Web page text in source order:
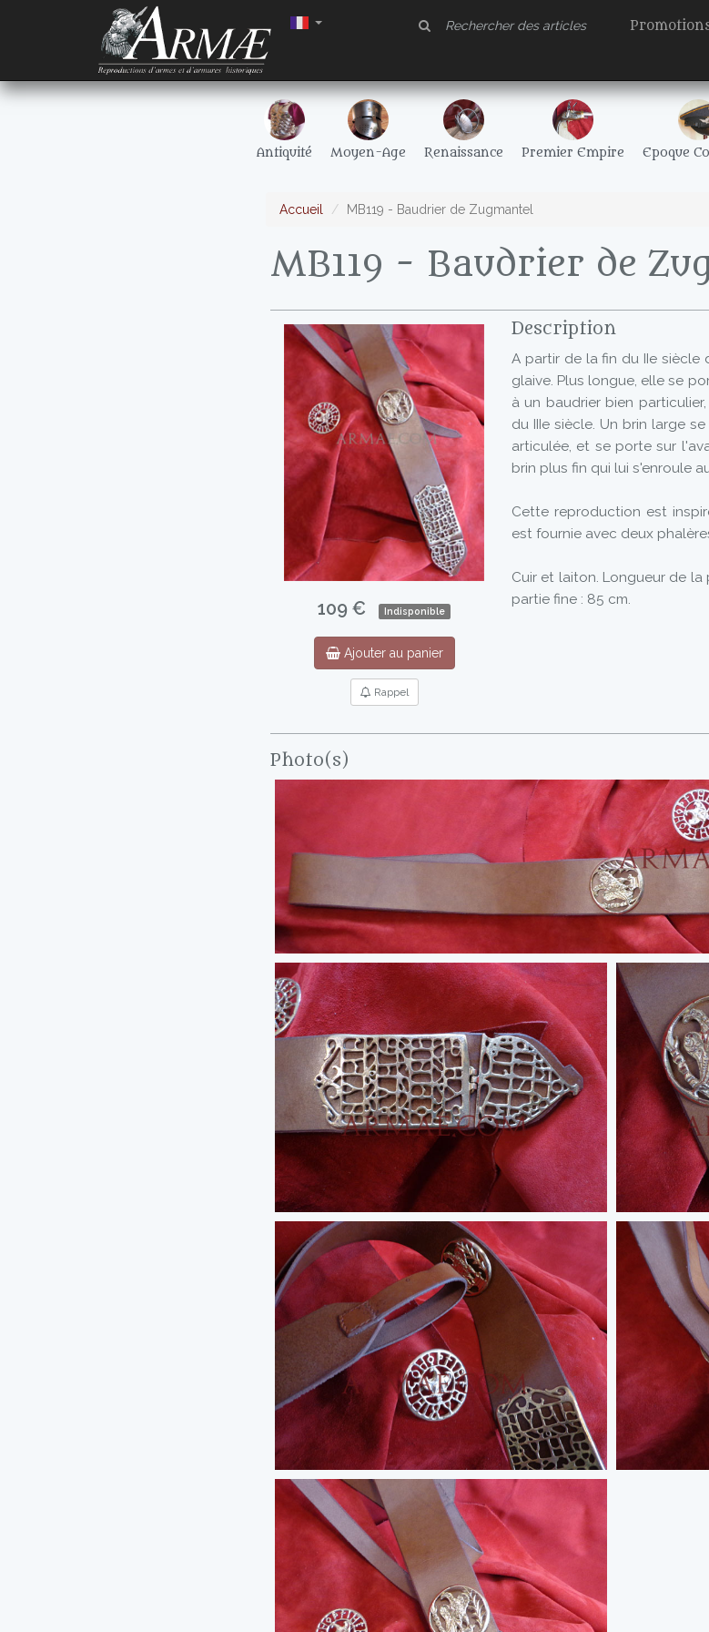
Antiquité Moyen-Age Renaissance Premier Empire Epoque
Accueil MB119 - Baudrier de Zugmantel
MB119 - Baudrier de
109 € Indisponible
Ajouter au panier
Rappel
Description
A partir de la fin du IIe
glaive. Plus longue, elle se
à un baudrier bien
du IIIe siècle. Un brin large
articulée, et se porte sur
brin plus fin qui lui s'enroule
Cette reproduction est
est fournie avec deux
Cuir et laiton. Longueur de
partie fine : 85 cm.
Photo(s)